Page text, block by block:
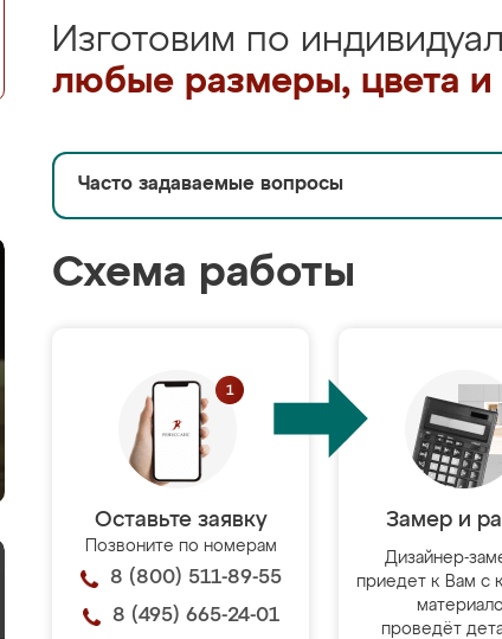
Изготовим по
любые размеры, цвета и
Часто задаваемые вопросы
Схема работы
Оставьте заявку
Позвоните по номерам
8 (800) 511-89-55
8 (495) 665-24-01
Замер и
Дизайнер-
приедет к Вам с
проведёт